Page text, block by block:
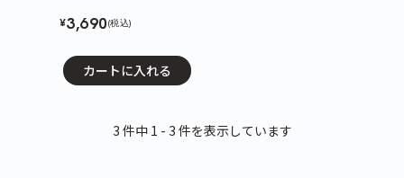
¥3,690(税込)
カートに入れる
3 件中 1 - 3 件を表示しています